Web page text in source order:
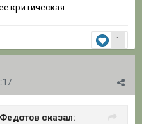
критическая….
1
сказал: